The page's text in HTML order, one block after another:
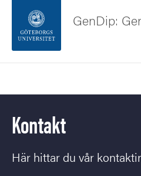
Sidfoten
Om webbplatsen
GenDip:
Kontakt
Här hittar du vår